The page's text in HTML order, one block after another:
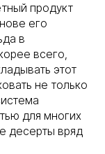
продукт
его
в
всего,
этот
не только
для многих
десерты вряд